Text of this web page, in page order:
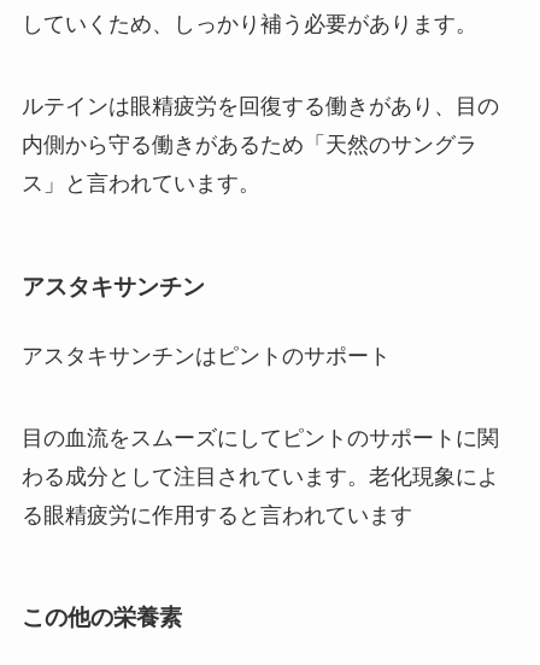
していくため、しっかり補う必要があります。
ルテインは眼精疲労を回復する働きがあり、目の
内側から守る働きがあるため「天然のサングラ
ス」と言われています。
アスタキサンチン
アスタキサンチンはピントのサポート
目の血流をスムーズにしてピントのサポートに関
わる成分として注目されています。老化現象によ
る眼精疲労に作用すると言われています
この他の栄養素